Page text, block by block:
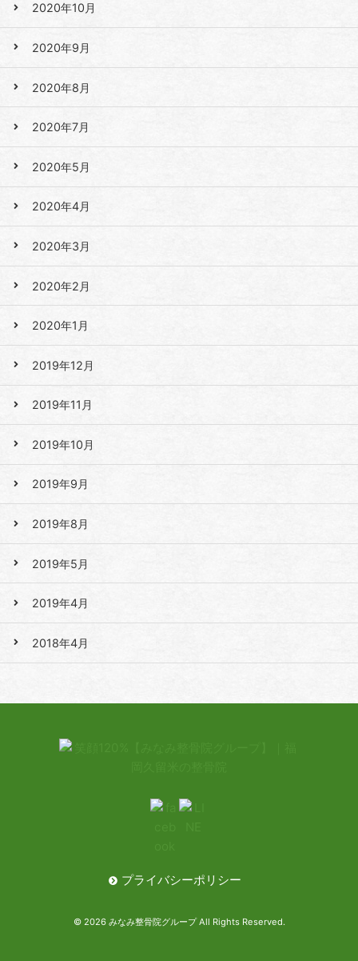
2020年10月
2020年9月
2020年8月
2020年7月
2020年5月
2020年4月
2020年3月
2020年2月
2020年1月
2019年12月
2019年11月
2019年10月
2019年9月
2019年8月
2019年5月
2019年4月
2018年4月
プライバシーポリシー
© 2026 みなみ整骨院グループ All Rights Reserved.